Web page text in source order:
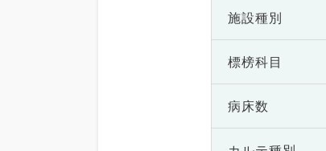
施設種別
標榜科目
病床数